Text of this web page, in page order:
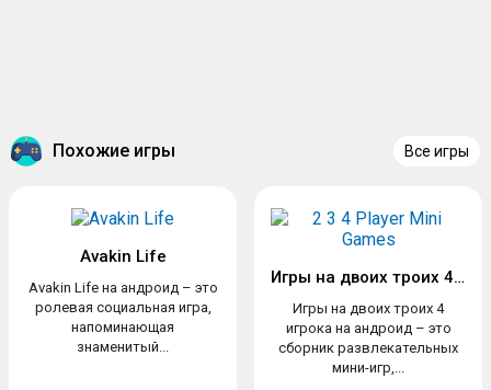
Похожие игры Все игры
Avakin Life
Avakin Life на андроид – это
ролевая социальная игра,
напоминающая
знаменитый...
Игры на двоих троих 4 игрока
Игры на двоих троих 4
игрока на андроид – это
сборник развлекательных
мини-игр,...